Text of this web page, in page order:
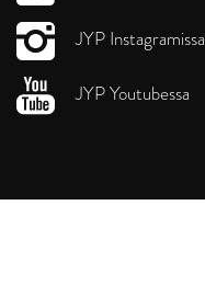
JYP Instagramissa
JYP Youtubessa